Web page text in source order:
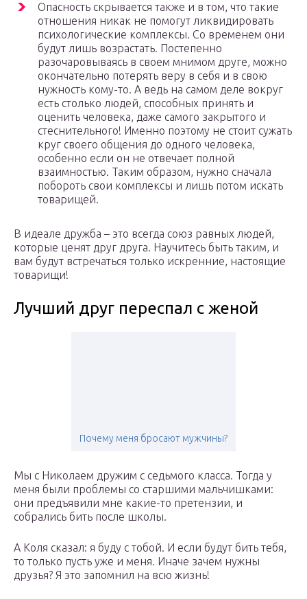
Опасность скрывается также и в том, что такие
отношения никак не помогут ликвидировать
психологические комплексы. Со временем они
будут лишь возрастать. Постепенно
разочаровываясь в своем мнимом друге, можно
окончательно потерять веру в себя и в свою
нужность кому-то. А ведь на самом деле вокруг
есть столько людей, способных принять и
оценить человека, даже самого закрытого и
стеснительного! Именно поэтому не стоит сужать
круг своего общения до одного человека,
особенно если он не отвечает полной
взаимностью. Таким образом, нужно сначала
побороть свои комплексы и лишь потом искать
товарищей.
В идеале дружба – это всегда союз равных людей,
которые ценят друг друга. Научитесь быть таким, и
вам будут встречаться только искренние, настоящие
товарищи!
Лучший друг переспал с женой
Почему меня бросают мужчины?
Мы с Николаем дружим с седьмого класса. Тогда у
меня были проблемы со старшими мальчишками:
они предъявили мне какие-то претензии, и
собрались бить после школы.
А Коля сказал: я буду с тобой. И если будут бить тебя,
то только пусть уже и меня. Иначе зачем нужны
друзья? Я это запомнил на всю жизнь!